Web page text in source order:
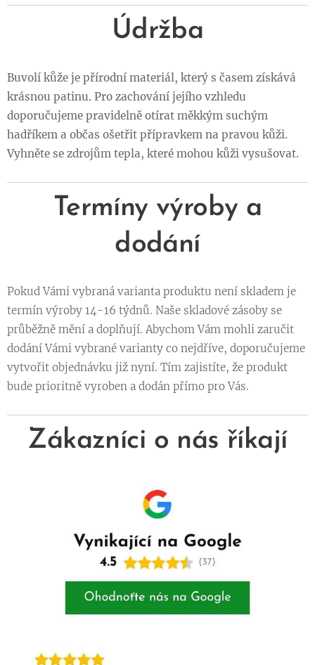
Údržba
Buvolí kůže je přírodní materiál, který s časem získává
krásnou patinu. Pro zachování jejího vzhledu
doporučujeme pravidelně otírat měkkým suchým
hadříkem a občas ošetřit přípravkem na pravou kůži.
Vyhněte se zdrojům tepla, které mohou kůži vysušovat.
Termíny výroby a
dodání
Pokud Vámi vybraná varianta produktu není skladem je
termín výroby 14-16 týdnů. Naše skladové zásoby se
průběžně mění a doplňují. Abychom Vám mohli zaručit
dodání Vámi vybrané varianty co nejdříve, doporučujeme
vytvořit objednávku již nyní. Tím zajistíte, že produkt
bude prioritně vyroben a dodán přímo pro Vás.
Zákazníci o nás říkají